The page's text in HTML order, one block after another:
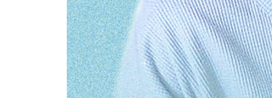
사랑하는 방식은 사람마다 다르다
헤어짐이 남기는 것들
스스로에게 거는 저주
회복할 수 있는 상처만을
나가며